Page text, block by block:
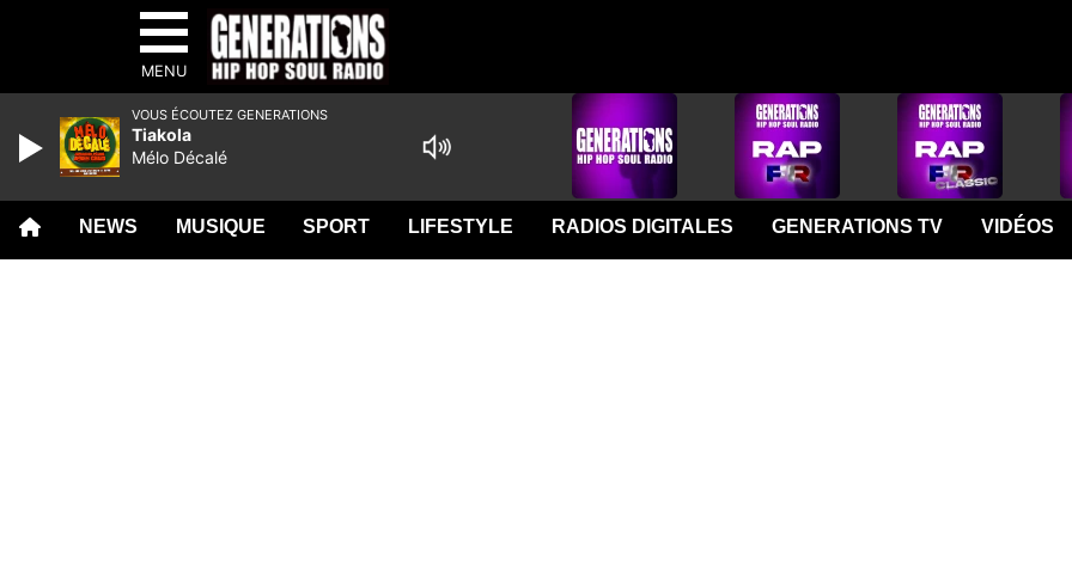
MENU
NEWS MUSIQUE SPORT LIFESTYLE RADIOS DIGITALES GENERATIONS TV VIDÉOS
VOUS ÉCOUTEZ GENERATIONS
Tiakola
Mélo Décalé